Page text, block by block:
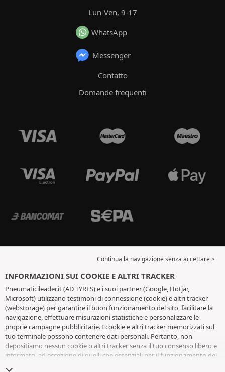
Lun-Ven, 9-17
WhatsApp
Messenger
Contatto
Domande frequenti
Continua la navigazione senza accettare >
INFORMAZIONI SUI COOKIE E ALTRI TRACKER
Pneumaticileader.it (AD TYRES) e i suoi partner (Google, Hotjar,
Microsoft) utilizzano testimoni di connessione (cookie) e altri tracker
(webstorage) per garantire il buon funzionamento del sito, facilitare la
navigazione, effettuare misurazioni statistiche e personalizzare le
proprie campagne pubblicitarie. I cookie e altri tracker memorizzati sul
tuo terminale possono contenere dati personali. Pertanto, non
depositiamo nessun cookie o altri tracker senza il tuo consenso libero e
informato, ad eccezione di quelli che essenziali per il funzionamento del